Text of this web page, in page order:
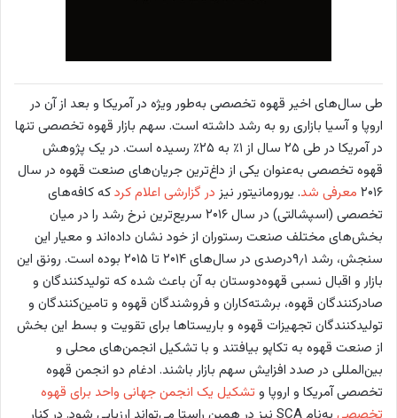
طی سال‌های اخیر قهوه تخصصی به‌طور ویژه در آمریکا و بعد از آن در
اروپا و آسیا بازاری رو به رشد داشته است. سهم بازار قهوه تخصصی تنها
در آمریکا در طی ۲۵ سال از ۱٪ به ۲۵٪ رسیده است. در یک پژوهش
قهوه تخصصی به‌عنوان یکی از داغ‌ترین جریان‌های صنعت قهوه در سال
۲۰۱۶ معرفی شد. یورومانیتور نیز در گزارشی اعلام کردکه کافه‌های
تخصصی (اسپشالتی) در سال ۲۰۱۶ سریع‌ترین نرخ رشد را در میان
بخش‌های مختلف صنعت رستوران از خود نشان داده‌اند و معیار این
سنجش، رشد ۹٫۱درصدی در سال‌های ۲۰۱۴ تا ۲۰۱۵ بوده است. رونق این
بازار و اقبال نسبی قهوه‌دوستان به آن باعث شده که تولیدکنندگان و
صادرکنندگان قهوه، برشته‌کاران و فروشندگان قهوه و تامین‌کنندگان و
تولیدکنندگان تجهیزات قهوه و باریستاها برای تقویت و بسط این بخش
از صنعت قهوه به تکاپو بیافتند و با تشکیل انجمن‌های محلی و
بین‌المللی در صدد افزایش سهم بازار باشند. ادغام دو انجمن قهوه
تخصصی آمریکا و اروپا و تشکیل یک انجمن جهانی واحد برای قهوه